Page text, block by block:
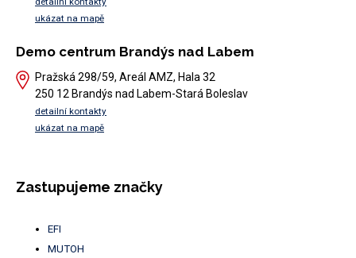
ukázat na mapě
Demo centrum Brandýs nad Labem
Pražská 298/59, Areál AMZ, Hala 32
250 12 Brandýs nad Labem-Stará Boleslav
detailní kontakty
ukázat na mapě
Zastupujeme značky
EFI
MUTOH